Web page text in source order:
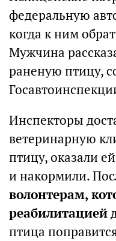
федеральную
когда к ним
Мужчина
раненую птицу,
Инспекторы
ветеринарную
птицу, оказали
и накормили.
волонтерам,
реабилитацией
птица